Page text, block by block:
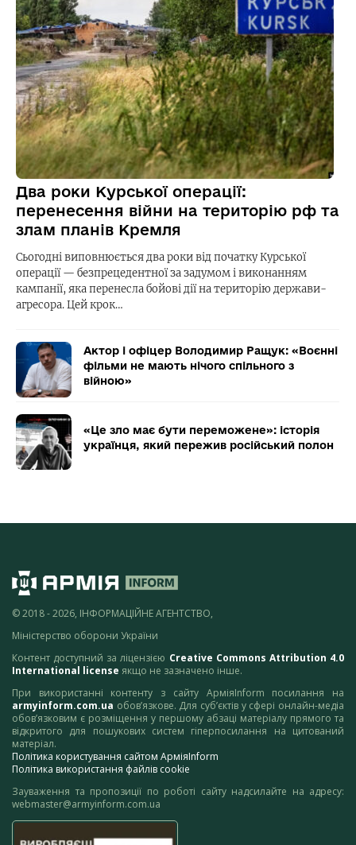
Два роки Курської операції:
перенесення війни на територію рф та
злам планів Кремля
Сьогодні виповнюється два роки від початку Курської
операції — безпрецедентної за задумом і виконанням
кампанії, яка перенесла бойові дії на територію держави-
агресора. Цей крок…
Актор і офіцер Володимир Ращук: «Воєнні
фільми не мають нічого спільного з
війною»
«Це зло має бути переможене»: історія
українця, який пережив російський полон
© 2018 - 2026, ІНФОРМАЦІЙНЕ АГЕНТСТВО,
Міністерство оборони України
Контент доступний за ліцензією Creative Commons Attribution 4.0
International license якщо не зазначено інше.
При використанні контенту з сайту АрміяInform посилання на
armyinform.com.ua обов’язкове. Для суб’єктів у сфері онлайн-медіа
обов’язковим є розміщення у першому абзаці матеріалу прямого та
відкритого для пошукових систем гіперпосилання на цитований
матеріал.
Політика користування сайтом АрміяInform
Політика використання файлів cookie
Зауваження та пропозиції по роботі сайту надсилайте на адресу:
webmaster@armyinform.com.ua